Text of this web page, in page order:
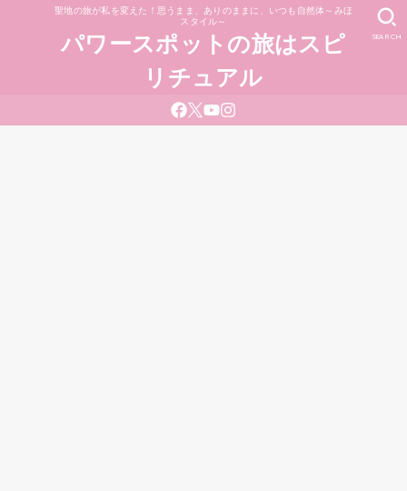
聖地の旅が私を変えた！思うまま、ありのままに、いつも自然体～みほ
スタイル～
パワースポットの旅はスピ
リチュアル
SEARCH